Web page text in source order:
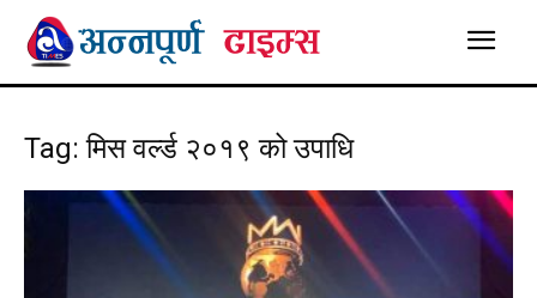
Tag: मिस वर्ल्ड २०१९ को उपाधि